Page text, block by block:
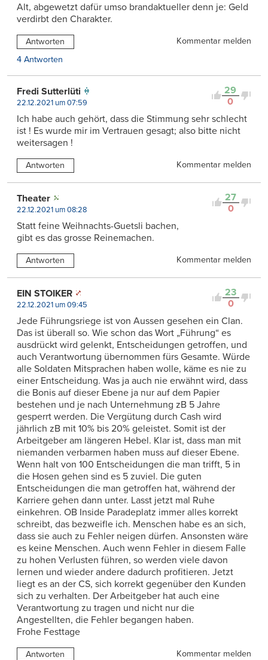
Alt, abgewetzt dafür umso brandaktueller denn je: Geld
verdirbt den Charakter.
Antworten
Kommentar melden
4 Antworten
29
0
Fredi Sutterlüti
22.12.2021 um 07:59
Ich habe auch gehört, dass die Stimmung sehr schlecht
ist ! Es wurde mir im Vertrauen gesagt; also bitte nicht
weitersagen !
Antworten Kommentar melden
27
0
Theater
22.12.2021 um 08:28
Statt feine Weihnachts-Guetsli bachen,
gibt es das grosse Reinemachen.
Antworten Kommentar melden
23
0
EIN STOIKER
22.12.2021 um 09:45
Jede Führungsriege ist von Aussen gesehen ein Clan.
Das ist überall so. Wie schon das Wort „Führung“ es
ausdrückt wird gelenkt, Entscheidungen getroffen, und
auch Verantwortung übernommen fürs Gesamte. Würde
alle Soldaten Mitsprachen haben wolle, käme es nie zu
einer Entscheidung. Was ja auch nie erwähnt wird, dass
die Bonis auf dieser Ebene ja nur auf dem Papier
bestehen und je nach Unternehmung zB 5 Jahre
gesperrt werden. Die Vergütung durch Cash wird
jährlich zB mit 10% bis 20% geleistet. Somit ist der
Arbeitgeber am längeren Hebel. Klar ist, dass man mit
niemanden verbarmen haben muss auf dieser Ebene.
Wenn halt von 100 Entscheidungen die man trifft, 5 in
die Hosen gehen sind es 5 zuviel. Die guten
Entscheidungen die man getroffen hat, während der
Karriere gehen dann unter. Lasst jetzt mal Ruhe
einkehren. OB Inside Paradeplatz immer alles korrekt
schreibt, das bezweifle ich. Menschen habe es an sich,
dass sie auch zu Fehler neigen dürfen. Ansonsten wäre
es keine Menschen. Auch wenn Fehler in diesem Falle
zu hohen Verlusten führen, so werden viele davon
lernen und wieder andere dadurch profitieren. Jetzt
liegt es an der CS, sich korrekt gegenüber den Kunden
sich zu verhalten. Der Arbeitgeber hat auch eine
Verantwortung zu tragen und nicht nur die
Angestellten, die Fehler begangen haben.
Frohe Festtage
Antworten
Kommentar melden